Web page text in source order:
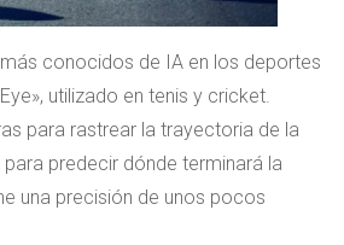
conocidos de IA en los deportes
utilizado en tenis y cricket.
para rastrear la trayectoria de la
predecir dónde terminará la
una precisión de unos pocos